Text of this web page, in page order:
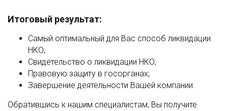
Итоговый результат:
Самый оптимальный для Вас способ ликвидации
НКО;
Свидетельство о ликвидации НКО;
Правовую защиту в госорганах;
Завершение деятельности Вашей компании.
Обратившись к нашим специалистам, Вы получите